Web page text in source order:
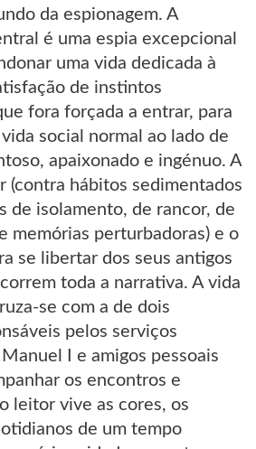
da espionagem. A
é uma espia excepcional
uma vida dedicada à
de instintos
fora forçada a entrar, para
social normal ao lado de
apaixonado e ingénuo. A
(contra hábitos sedimentados
de isolamento, de rancor, de
memórias perturbadoras) e o
se libertar dos seus antigos
toda a narrativa. A vida
se com a de dois
pelos serviços
I e amigos pessoais
os encontros e
leitor vive as cores, os
de um tempo